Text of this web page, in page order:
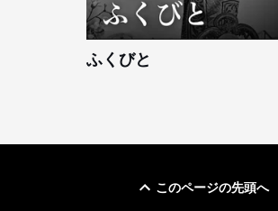
ふくびと
このページの先頭へ